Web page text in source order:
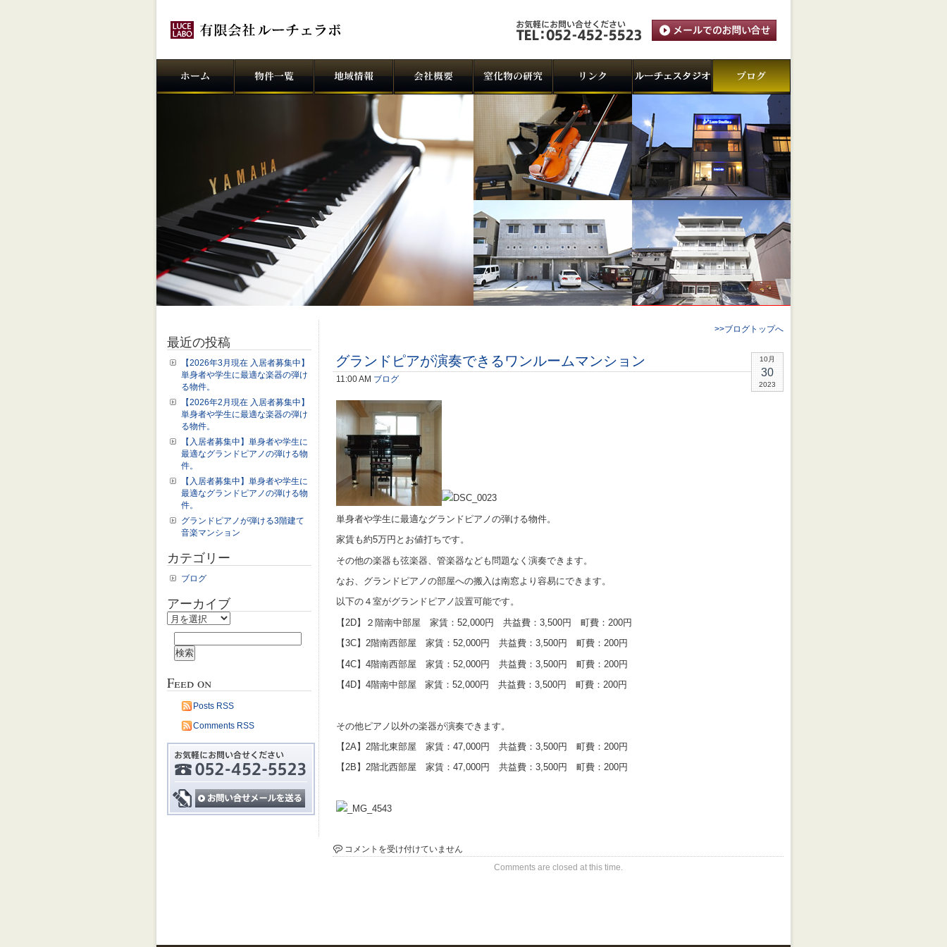
>>ブログトップへ
10月
30
2023
グランドピアが演奏できるワンルームマンション
11:00 AM ブログ
単身者や学生に最適なグランドピアノの弾ける物件。
家賃も約5万円とお値打ちです。
その他の楽器も弦楽器、管楽器なども問題なく演奏できます。
なお、グランドピアノの部屋への搬入は南窓より容易にできます。
以下の４室がグランドピアノ設置可能です。
【2D】２階南中部屋 家賃：52,000円 共益費：3,500円 町費：200円
【3C】2階南西部屋 家賃：52,000円 共益費：3,500円 町費：200円
【4C】4階南西部屋 家賃：52,000円 共益費：3,500円 町費：200円
【4D】4階南中部屋 家賃：52,000円 共益費：3,500円 町費：200円
その他ピアノ以外の楽器が演奏できます。
【2A】2階北東部屋 家賃：47,000円 共益費：3,500円 町費：200円
【2B】2階北西部屋 家賃：47,000円 共益費：3,500円 町費：200円
グ
コメントを受け付けていません
Comments are closed at this time.
最近の投稿
【2026年3月現在 入居者募集中】
単身者や学生に最適な楽器の弾け
る物件。
【2026年2月現在 入居者募集中】
単身者や学生に最適な楽器の弾け
る物件。
【入居者募集中】単身者や学生に
最適なグランドピアノの弾ける物
件。
【入居者募集中】単身者や学生に
最適なグランドピアノの弾ける物
件。
グランドピアノが弾ける3階建て
音楽マンション
カテゴリー
ブログ
アーカイブ
ア
索:
Feed on
Posts RSS
Comments RSS